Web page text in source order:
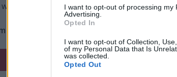
I want to opt-out of processing my
Advertising.
Opted In
I want to opt-out of Collection,
of my Personal Data that Is
was collected.
Opted Out
więc łatwo o awans nie będzie.
prezentuje się następująco: